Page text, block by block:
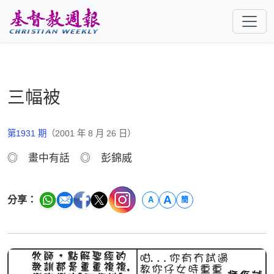
三幅被
第1931 期 （2001 年 8 月 26 日）
◎ 畫中有話 ◎ 彭錦威
分享： A A 簡